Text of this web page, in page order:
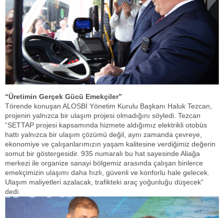
“Üretimin Gerçek Gücü Emekçiler”
Törende konuşan ALOSBİ Yönetim Kurulu Başkanı Haluk Tezcan,
projenin yalnızca bir ulaşım projesi olmadığını söyledi. Tezcan
“SETTAP projesi kapsamında hizmete aldığımız elektrikli otobüs
hattı yalnızca bir ulaşım çözümü değil, aynı zamanda çevreye,
ekonomiye ve çalışanlarımızın yaşam kalitesine verdiğimiz değerin
somut bir göstergesidir. 935 numaralı bu hat sayesinde Aliağa
merkezi ile organize sanayi bölgemiz arasında çalışan binlerce
emekçimizin ulaşımı daha hızlı, güvenli ve konforlu hale gelecek.
Ulaşım maliyetleri azalacak, trafikteki araç yoğunluğu düşecek”
dedi.